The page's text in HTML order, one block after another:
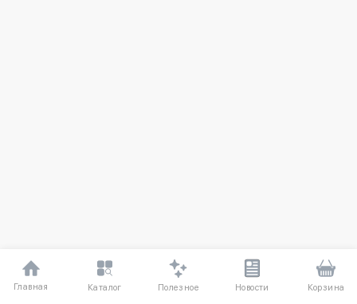
Главная Каталог Полезное Новости Корзина